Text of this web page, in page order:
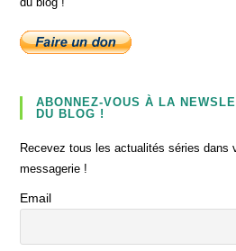
ABONNEZ-VOUS À LA
DU BLOG !
Recevez tous les actualités séries dans
messagerie !
Email